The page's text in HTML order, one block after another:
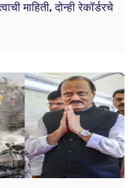
माहिती, दोन्ही रेकॉर्डरचे